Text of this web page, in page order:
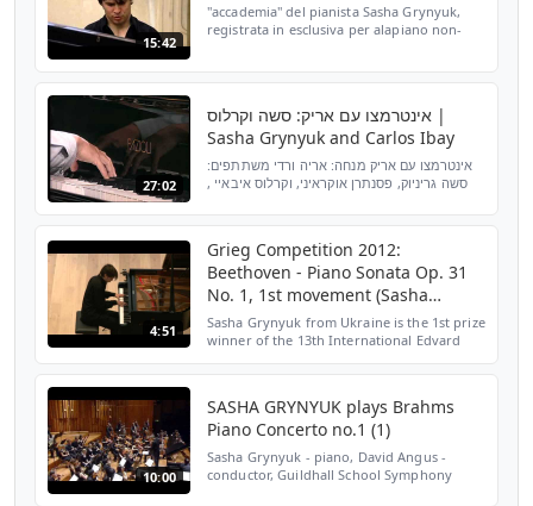
15:42
"accademia" del pianista Sasha Grynyuk,
registrata in esclusiva per alapiano non-
27:02
אינטרמצו עם אריק: סשה וקרלוס |
Sasha Grynyuk and Carlos Ibay
אינטרמצו עם אריק מנחה: אריה ורדי משתתפים:
סשה גריניוק, פסנתרן אוקראיני, וקרלוס איבאיי ,
4:51
Grieg Competition 2012:
Beethoven - Piano Sonata Op. 31
No. 1, 1st movement (Sasha
Grynyuk)
Sasha Grynyuk from Ukraine is the 1st prize
winner of the 13th International Edvard
10:00
SASHA GRYNYUK plays Brahms
Piano Concerto no.1 (1)
Sasha Grynyuk - piano, David Angus -
conductor, Guildhall School Symphony